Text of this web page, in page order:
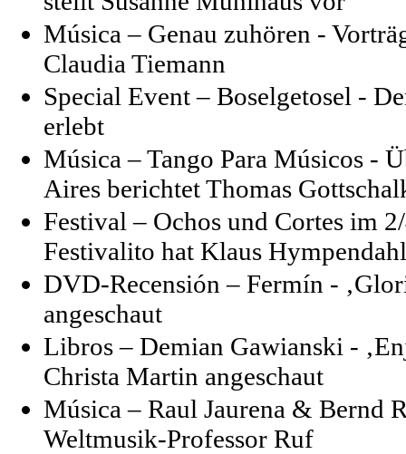
Música – Genau zuhören -
Claudia Tiemann
Special Event – Boselgetosel -
erlebt
Música – Tango Para Músicos -
Aires berichtet Thomas
Festival – Ochos und Cortes im
Festivalito hat Klaus
DVD-Recensión – Fermín -
angeschaut
Libros – Demian Gawianski -
Christa Martin angeschaut
Música – Raul Jaurena & Bernd
Weltmusik-Professor Ruf